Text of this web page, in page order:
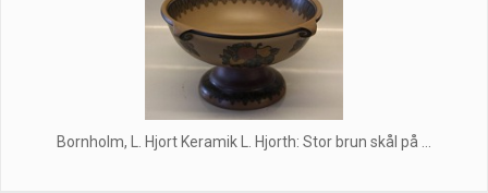
Bornholm, L. Hjort Keramik L. Hjorth: Stor brun skål på ...